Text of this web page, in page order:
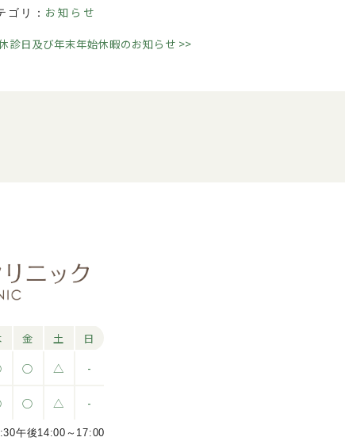
リ： お知らせ
診日及び年末年始休暇のお知らせ >>
金 土
日
○ △ -
○ △ -
午後14:00～17:00